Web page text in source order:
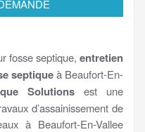
fosse septique, entretien
septiqueà Beaufort-En-
Solutionsest une
d’assainissement de
à Beaufort-En-Vallee